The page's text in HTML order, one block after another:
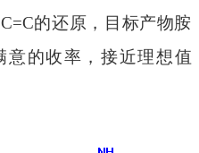
的还原，目标产物胺
意的收率，接近理想值